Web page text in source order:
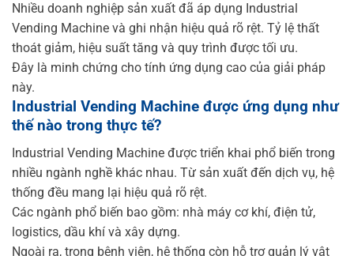
Nhiều doanh nghiệp sản xuất đã áp dụng Industrial
Vending Machine và ghi nhận hiệu quả rõ rệt. Tỷ lệ thất
thoát giảm, hiệu suất tăng và quy trình được tối ưu.
Đây là minh chứng cho tính ứng dụng cao của giải pháp
này.
Industrial Vending Machine được ứng dụng như
thế nào trong thực tế?
Industrial Vending Machine được triển khai phổ biến trong
nhiều ngành nghề khác nhau. Từ sản xuất đến dịch vụ, hệ
thống đều mang lại hiệu quả rõ rệt.
Các ngành phổ biến bao gồm: nhà máy cơ khí, điện tử,
logistics, dầu khí và xây dựng.
Ngoài ra, trong bệnh viện, hệ thống còn hỗ trợ quản lý vật